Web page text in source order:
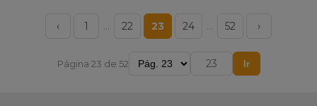
‹ 1 … 22 23 24 … 52 ›
Página 23 de 52 Ir